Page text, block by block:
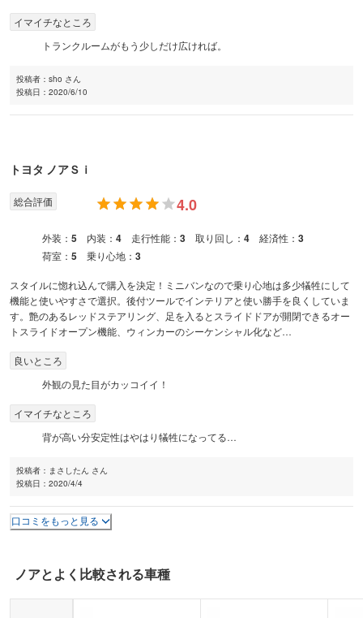
イマイチなところ
トランクルームがもう少しだけ広ければ。
投稿者： sho さん
投稿日： 2020/6/10
トヨタ ノアＳｉ
総合評価 4.0
外装： 5 内装： 4 走行性能： 3 取り回し： 4 経済性： 3
荷室： 5 乗り心地： 3
スタイルに惚れ込んで購入を決定！ミニバンなので乗り心地は多少犠牲にして
機能と使いやすさで選択。後付ツールでインテリアと使い勝手を良くしていま
す。艶のあるレッドステアリング、足を入るとスライドドアが開閉できるオー
トスライドオープン機能、ウィンカーのシーケンシャル化など…
良いところ
外観の見た目がカッコイイ！
イマイチなところ
背が高い分安定性はやはり犠牲になってる…
投稿者： まさしたん さん
投稿日： 2020/4/4
口コミをもっと見る
ノアとよく比較される車種